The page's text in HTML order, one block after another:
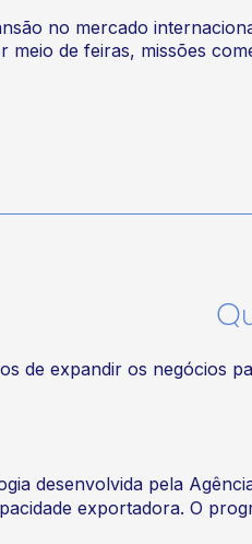
no mercado
de feiras, missões
de expandir os negócios
desenvolvida pela
exportadora. O